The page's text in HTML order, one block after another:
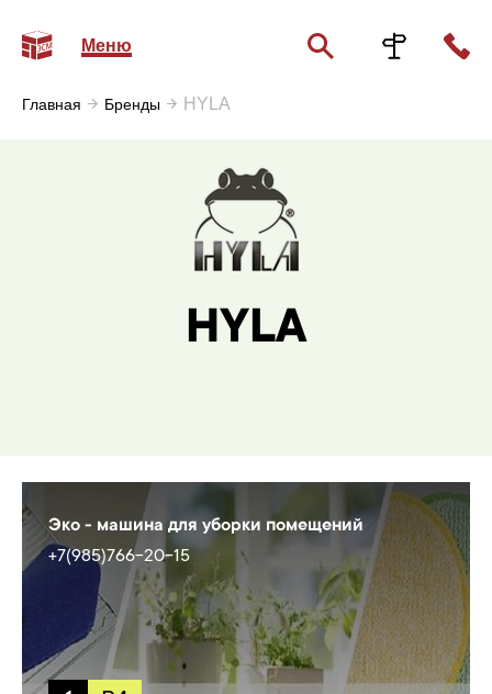
Меню
Главная Бренды HYLA
HYLA
Эко - машина для уборки помещений
+7(985)766-20-15